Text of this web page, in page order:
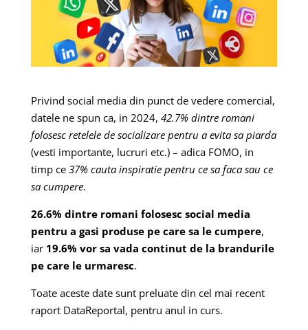
Privind social media din punct de vedere comercial,
datele ne spun ca, in 2024, 42.7% dintre romani
folosesc retelele de socializare pentru a evita sa piarda
(vesti importante, lucruri etc.) – adica FOMO, in
timp ce 37% cauta inspiratie pentru ce sa faca sau ce
sa cumpere.
26.6% dintre romani folosesc social media
pentru a gasi produse pe care sa le cumpere,
iar 19.6% vor sa vada continut de la brandurile
pe care le urmaresc.
Toate aceste date sunt preluate din cel mai recent
raport DataReportal, pentru anul in curs.